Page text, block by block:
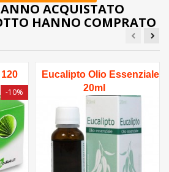
ACQUISTATO
HANNO COMPRATO
-10%
Eucalipto Olio Essenziale
20ml